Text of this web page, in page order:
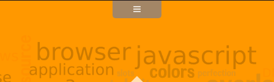
Características
Equipo